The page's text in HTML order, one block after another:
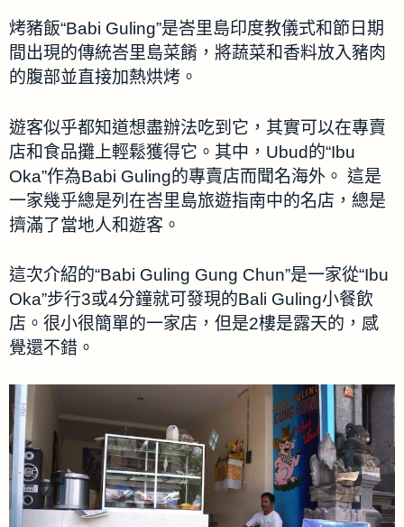
烤豬飯“Babi Guling”是峇里島印度教儀式和節日期
間出現的傳統峇里島菜餚，將蔬菜和香料放入豬肉
的腹部並直接加熱烘烤。
遊客似乎都知道想盡辦法吃到它，其實可以在專賣
店和食品攤上輕鬆獲得它。其中，Ubud的“Ibu
Oka”作為Babi Guling的專賣店而聞名海外。 這是
一家幾乎總是列在峇里島旅遊指南中的名店，總是
擠滿了當地人和遊客。
這次介紹的“Babi Guling Gung Chun”是一家從“Ibu
Oka”步行3或4分鐘就可發現的Bali Guling小餐飲
店。很小很簡單的一家店，但是2樓是露天的，感
覺還不錯。